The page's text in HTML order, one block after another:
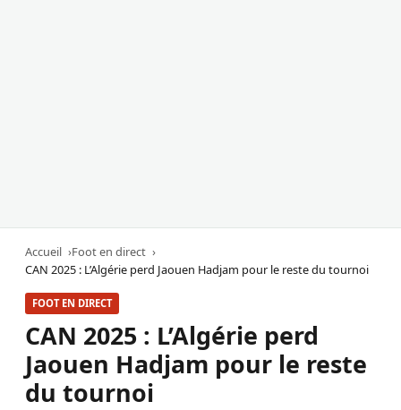
Accueil
Foot en direct
CAN 2025 : L’Algérie perd Jaouen Hadjam pour le reste du tournoi
FOOT EN DIRECT
CAN 2025 : L’Algérie perd
Jaouen Hadjam pour le reste
du tournoi